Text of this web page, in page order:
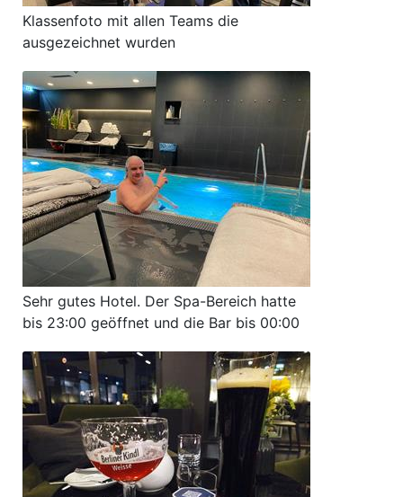
Klassenfoto mit allen Teams die
ausgezeichnet wurden
Sehr gutes Hotel. Der Spa-Bereich hatte
bis 23:00 geöffnet und die Bar bis 00:00